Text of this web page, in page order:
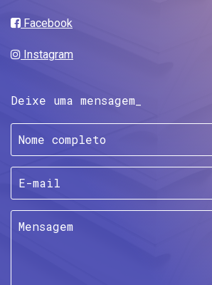
Facebook
Instagram
Deixe uma mensagem_